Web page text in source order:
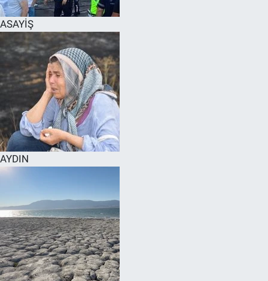
ASAYİŞ
AYDIN